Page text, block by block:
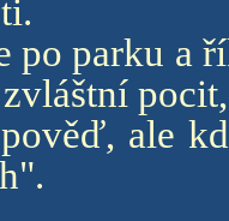
po parku a
ale